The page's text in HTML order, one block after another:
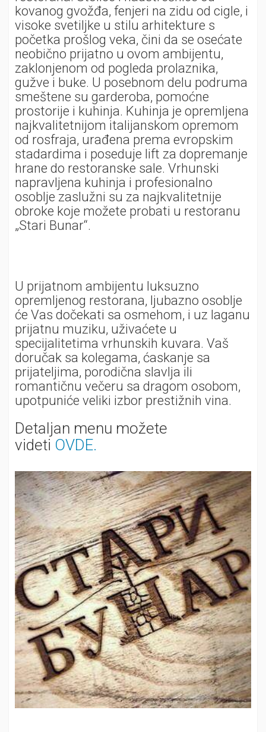
kovanog gvožđa, fenjeri na zidu od cigle, i
visoke svetiljke u stilu arhitekture s
početka prošlog veka, čini da se osećate
neobično prijatno u ovom ambijentu,
zaklonjenom od pogleda prolaznika,
gužve i buke. U posebnom delu podruma
smeštene su garderoba, pomoćne
prostorije i kuhinja. Kuhinja je opremljena
najkvalitetnijom italijanskom opremom
od rosfraja, urađena prema evropskim
stadardima i poseduje lift za dopremanje
hrane do restoranske sale. Vrhunski
napravljena kuhinja i profesionalno
osoblje zaslužni su za najkvalitetnije
obroke koje možete probati u restoranu
„Stari Bunar“.
U prijatnom ambijentu luksuzno
opremljenog restorana, ljubazno osoblje
će Vas dočekati sa osmehom, i uz laganu
prijatnu muziku, uživaćete u
specijalitetima vrhunskih kuvara. Vaš
doručak sa kolegama, ćaskanje sa
prijateljima, porodična slavlja ili
romantičnu večeru sa dragom osobom,
upotpuniće veliki izbor prestižnih vina.
Detaljan menu možete
videti OVDE.